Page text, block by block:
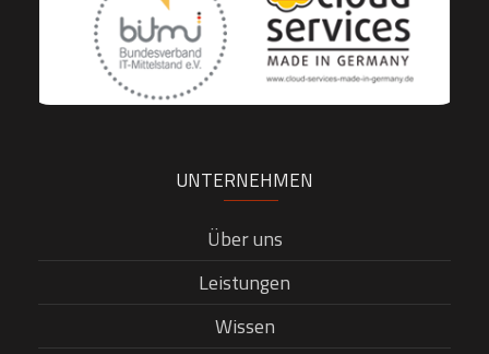
UNTERNEHMEN
Über uns
Leistungen
Wissen